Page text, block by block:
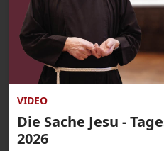
VIDEO
Die Sache Jesu -
2026